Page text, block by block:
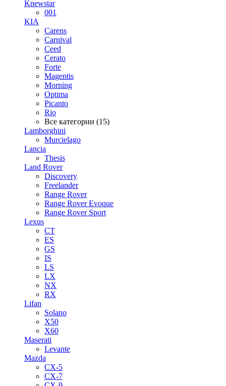
Knewstar
001
KIA
Carens
Carnival
Ceed
Cerato
Forte
Magentis
Morning
Optima
Picanto
Rio
Все категории (15)
Lamborghini
Murcielago
Lancia
Thesis
Land Rover
Discovery
Freelander
Range Rover
Range Rover Evoque
Range Rover Sport
Lexus
CT
ES
GS
IS
LS
LX
NX
RX
Lifan
Solano
X50
X60
Maserati
Levante
Mazda
CX-5
CX-7